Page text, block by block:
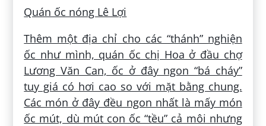
Quán ốc nóng Lê Lợi
Thêm một địa chỉ cho các “thánh” nghiện
ốc như mình, quán ốc chị Hoa ở đầu chợ
Lương Văn Can, ốc ở đây ngon “bá cháy”
tuy giá có hơi cao so với mặt bằng chung.
Các món ở đây đều ngon nhất là mấy món
ốc mút, dù mút con ốc “tều” cả môi nhưng